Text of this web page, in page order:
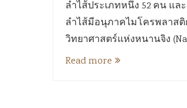
ลำไส้ประเภทหนึ่ง 52 คน แ
ลำไส้มีอนุภาคไมโครพลาสติ
วิทยาศาสตร์แห่งหนานจิง
Read more